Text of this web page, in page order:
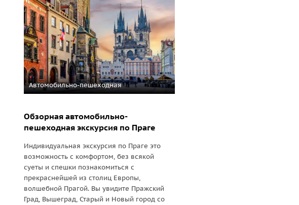
Автомобильно-пешеходная
Обзорная автомобильно-
пешеходная экскурсия по Праге
Индивидуальная экскурсия по Праге это
возможность с комфортом, без всякой
суеты и спешки познакомиться с
прекраснейшей из столиц Европы,
волшебной Прагой. Вы увидите Пражский
Град, Вышеград, Старый и Новый город со